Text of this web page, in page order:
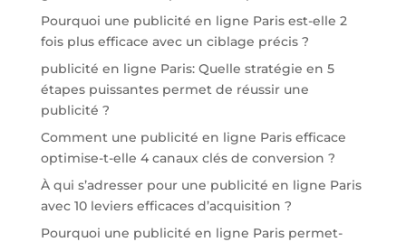
Pourquoi une publicité en ligne Paris est-elle 2
fois plus efficace avec un ciblage précis ?
publicité en ligne Paris: Quelle stratégie en 5
étapes puissantes permet de réussir une
publicité ?
Comment une publicité en ligne Paris efficace
optimise-t-elle 4 canaux clés de conversion ?
À qui s’adresser pour une publicité en ligne Paris
avec 10 leviers efficaces d’acquisition ?
Pourquoi une publicité en ligne Paris permet-